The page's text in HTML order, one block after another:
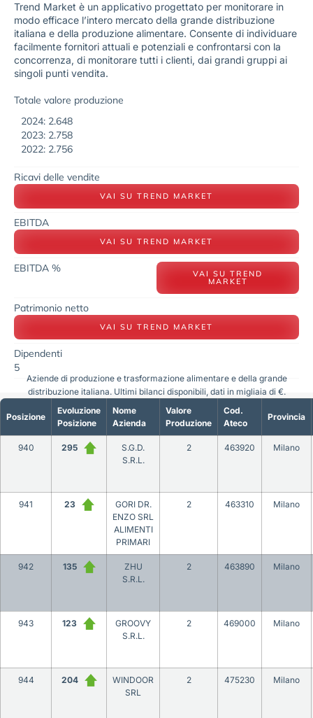
Trend Market è un applicativo progettato per monitorare in
modo efficace l’intero mercato della grande distribuzione
italiana e della produzione alimentare. Consente di individuare
facilmente fornitori attuali e potenziali e confrontarsi con la
concorrenza, di monitorare tutti i clienti, dai grandi gruppi ai
singoli punti vendita.
Totale valore produzione
2024: 2.648
2023: 2.758
2022: 2.756
Ricavi delle vendite
VAI SU TREND MARKET
EBITDA
VAI SU TREND MARKET
EBITDA % VAI SU TREND
MARKET
Patrimonio netto
VAI SU TREND MARKET
Dipendenti
5
Posizione
Evoluzione
Posizione
Nome
Azienda
Valore
Produzione
Cod.
Ateco
Provincia
940 295
S.G.D.
S.R.L.
2 463920 Milano
941 23
GORI DR.
ENZO SRL
ALIMENTI
PRIMARI
2 463310 Milano
942 135
ZHU
S.R.L.
2 463890 Milano
943 123
GROOVY
S.R.L.
2 469000 Milano
944 204
WINDOOR
SRL
2 475230 Milano
Aziende di produzione e trasformazione alimentare e della grande
distribuzione italiana. Ultimi bilanci disponibili, dati in migliaia di €.